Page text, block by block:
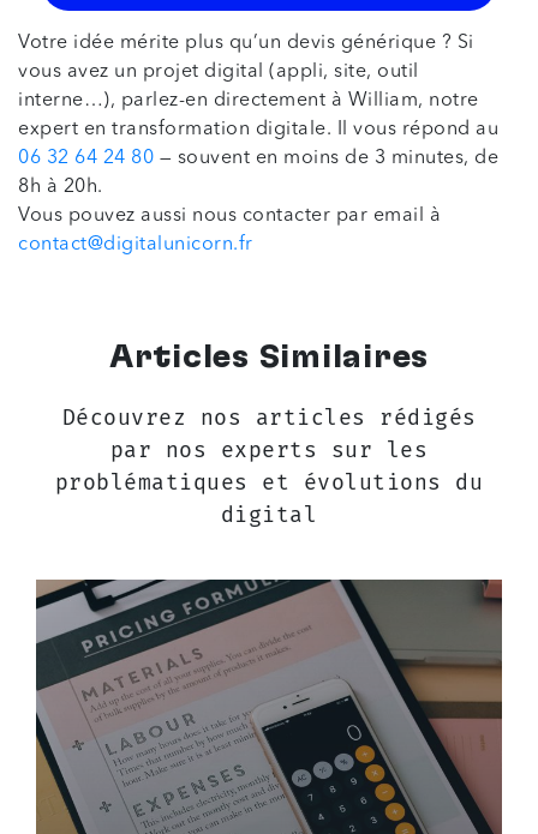
Votre idée mérite plus qu’un devis générique ? Si
vous avez un projet digital (appli, site, outil
interne…), parlez-en directement à William, notre
expert en transformation digitale. Il vous répond au
06 32 64 24 80 — souvent en moins de 3 minutes, de
8h à 20h.
Vous pouvez aussi nous contacter par email à
contact@digitalunicorn.fr
Articles Similaires
Découvrez nos articles rédigés
par nos experts sur les
problématiques et évolutions du
digital